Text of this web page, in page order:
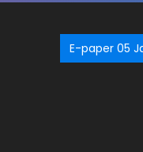
E-paper 05